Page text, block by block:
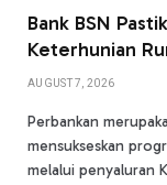
Bank BSN
Keterhunian
AUGUST 7, 2026
Perbankan
mensukseskan
melalui penyaluran